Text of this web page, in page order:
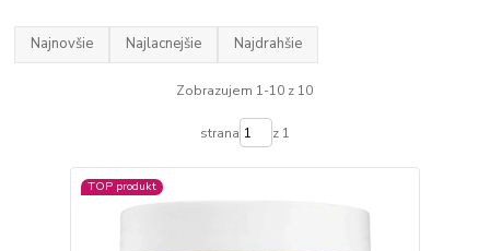
Najnovšie Najlacnejšie Najdrahšie
Zobrazujem 1-10 z 10
strana z 1
TOP produkt